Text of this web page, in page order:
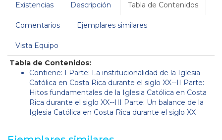
Existencias Descripción Tabla de Contenidos
Comentarios Ejemplares similares
Vista Equipo
Tabla de Contenidos:
Contiene: I Parte: La institucionalidad de la Iglesia
Católica en Costa Rica durante el siglo XX--II Parte:
Hitos fundamentales de la Iglesia Católica en Costa
Rica durante el siglo XX--III Parte: Un balance de la
Iglesia Católica en Costa Rica durante el siglo XX